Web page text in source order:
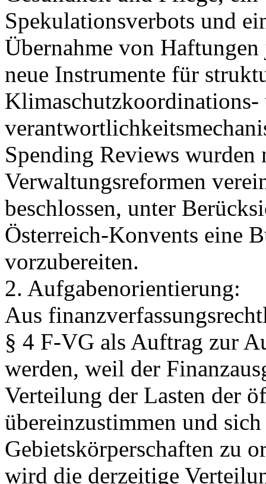
Spekulationsverbots und
Übernahme von Haftungen
neue Instrumente für
Klimaschutzkoordinations-
Spending Reviews wurden
Verwaltungsreformen
beschlossen, unter
Österreich-Konvents eine
vorzubereiten.
2. Aufgabenorientierung:
Aus
§ 4 F‑VG als Auftrag zur
werden, weil der
Verteilung der Lasten der
übereinzustimmen und
Gebietskörperschaften zu
wird die derzeitige